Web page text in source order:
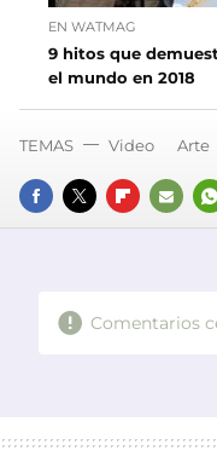
EN WATMAG
9 hitos que
el mundo en 2018
FACEBOOK
TWITTERFLIPBOARD
E-
TEMAS Video Arte
Comentarios